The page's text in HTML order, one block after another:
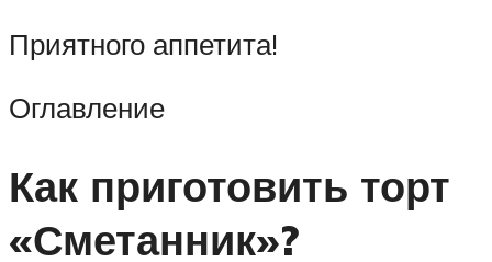
Приятного аппетита!
Оглавление
Как приготовить торт
«Сметанник»?